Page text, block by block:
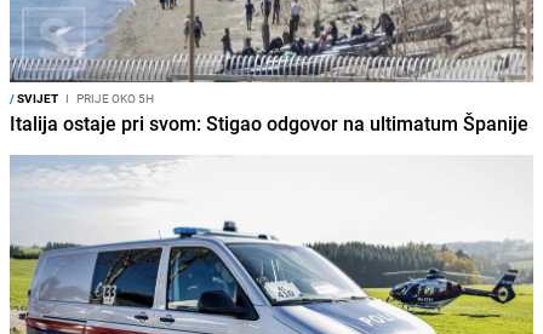
/SVIJET I PRIJE OKO 5H
Italija ostaje pri svom: Stigao odgovor na ultimatum Španije